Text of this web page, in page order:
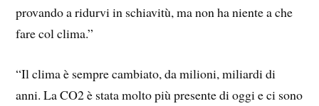
provando a ridurvi in schiavitù, ma non ha niente a che
fare col clima.”
“Il clima è sempre cambiato, da milioni, miliardi di
anni. La CO2 è stata molto più presente di oggi e ci sono